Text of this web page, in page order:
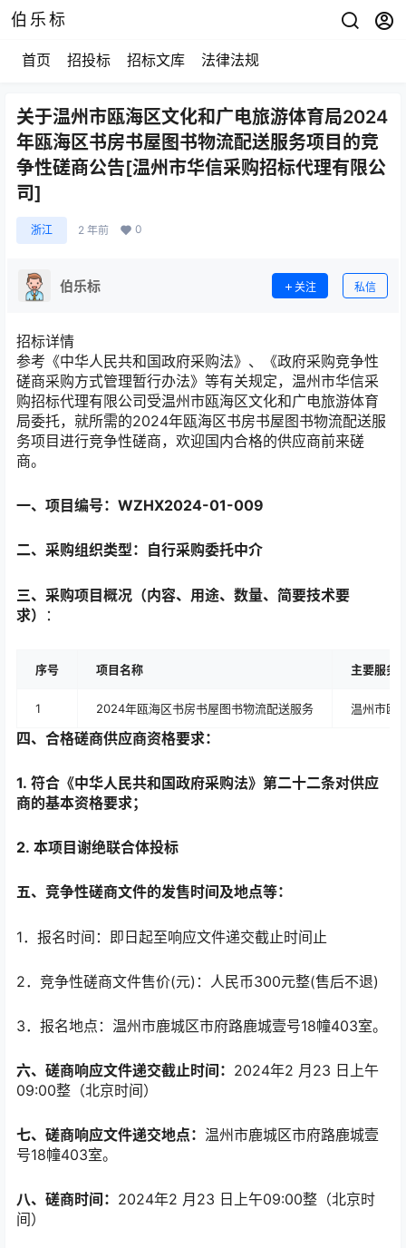
伯乐标
首页 招投标 招标文库 法律法规
关于温州市瓯海区文化和广电旅游体育局2024
年瓯海区书房书屋图书物流配送服务项目的竞
争性磋商公告[温州市华信采购招标代理有限公
司]
浙江 2 年前 0
伯乐标 关注 私信
招标详情
参考《中华人民共和国政府采购法》、《政府采购竞争性
磋商采购方式管理暂行办法》等有关规定，温州市华信采
购招标代理有限公司受温州市瓯海区文化和广电旅游体育
局委托，就所需的2024年瓯海区书房书屋图书物流配送服
务项目进行竞争性磋商，欢迎国内合格的供应商前来磋
商。
一、项目编号：WZHX2024-01-009
二、采购组织类型：自行采购委托中介
三、采购项目概况（内容、用途、数量、简要技术要
求）
：
序号 项目名称 主要服务
1 2024年瓯海区书房书屋图书物流配送服务 温州市瓯
四、合格磋商供应商资格要求：
1. 符合《中华人民共和国政府采购法》第二十二条对供应
商的基本资格要求；
2. 本项目谢绝联合体投标
五、竞争性磋商文件的发售时间及地点等：
1．报名时间：即日起至响应文件递交截止时间止
2．竞争性磋商文件售价(元)：人民币300元整(售后不退)
3．报名地点：温州市鹿城区市府路鹿城壹号18幢403室。
六、磋商响应文件递交截止时间： 2024年2 月23 日上午
09:00整（北京时间）
七、磋商响应文件递交地点： 温州市鹿城区市府路鹿城壹
号18幢403室。
八、磋商时间： 2024年2 月23 日上午09:00整（北京时
间）